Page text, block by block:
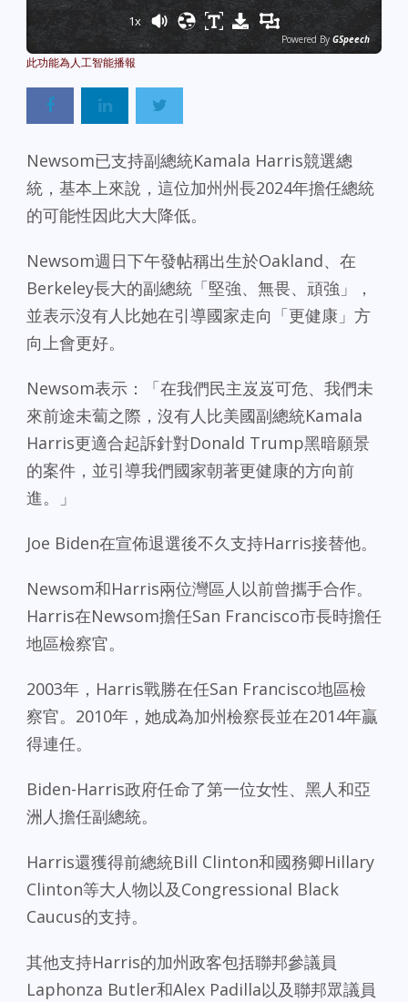
1x
Powered By GSpeech
Newsom已支持副總統Kamala Harris競選總
統，基本上來說，這位加州州長2024年擔任總統
的可能性因此大大降低。
Newsom週日下午發帖稱出生於Oakland、在
Berkeley長大的副總統「堅強、無畏、頑強」，
並表示沒有人比她在引導國家走向「更健康」方
向上會更好。
Newsom表示：「在我們民主岌岌可危、我們未
來前途未蔔之際，沒有人比美國副總統Kamala
Harris更適合起訴針對Donald Trump黑暗願景
的案件，並引導我們國家朝著更健康的方向前
進。」
Joe Biden在宣佈退選後不久支持Harris接替他。
Newsom和Harris兩位灣區人以前曾攜手合作。
Harris在Newsom擔任San Francisco市長時擔任
地區檢察官。
2003年，Harris戰勝在任San Francisco地區檢
察官。2010年，她成為加州檢察長並在2014年贏
得連任。
Biden-Harris政府任命了第一位女性、黑人和亞
洲人擔任副總統。
Harris還獲得前總統Bill Clinton和國務卿Hillary
Clinton等大人物以及Congressional Black
Caucus的支持。
其他支持Harris的加州政客包括聯邦參議員
Laphonza Butler和Alex Padilla以及聯邦眾議員